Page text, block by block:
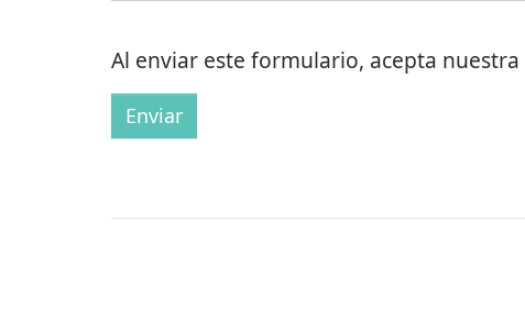
Al enviar este formulario, acepta nuestra
Enviar